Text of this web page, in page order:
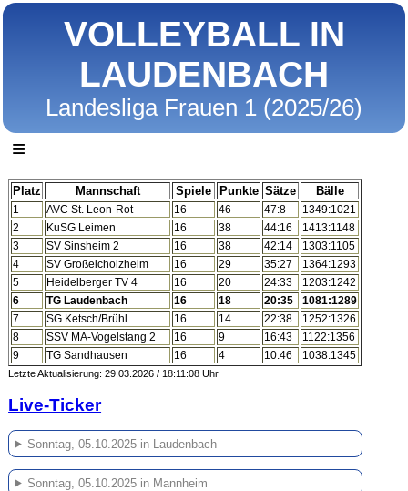
VOLLEYBALL IN
LAUDENBACH
Landesliga Frauen 1 (2025/26)
≡
Platz Mannschaft Spiele Punkte Sätze Bälle
1 AVC St. Leon-Rot 16 46 47:8
1349:1021
2
KuSG Leimen 16 38 44:16
1413:1148
3
SV Sinsheim 2 16 38 42:14
1303:1105
4
SV Großeicholzheim 16 29 35:27
1364:1293
5
Heidelberger TV 4 16 20 24:33
1203:1242
6
TG Laudenbach 16 18 20:35
1081:1289
7
SG Ketsch/Brühl 16 14 22:38
1252:1326
8
SSV MA-Vogelstang 2 16 9 16:43
1122:1356
9
TG Sandhausen 16 4 10:46 1038:1345
Letzte Aktualisierung: 29.03.2026 / 18:11:08 Uhr
Live-Ticker
Sonntag, 05.10.2025 in Laudenbach
Sonntag, 05.10.2025 in Mannheim